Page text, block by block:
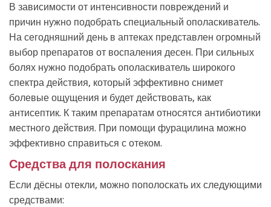
В зависимости от интенсивности повреждений и
причин нужно подобрать специальный ополаскиватель.
На сегодняшний день в аптеках представлен огромный
выбор препаратов от воспаления десен. При сильных
болях нужно подобрать ополаскиватель широкого
спектра действия, который эффективно снимет
болевые ощущения и будет действовать, как
антисептик. К таким препаратам относятся антибиотики
местного действия. При помощи фурацилина можно
эффективно справиться с отеком.
Средства для полоскания
Если дёсны отекли, можно пополоскать их следующими
средствами: